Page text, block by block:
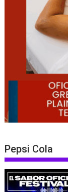
Pepsi Cola